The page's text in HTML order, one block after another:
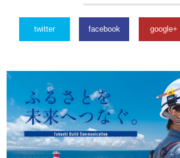
twitter facebook google+